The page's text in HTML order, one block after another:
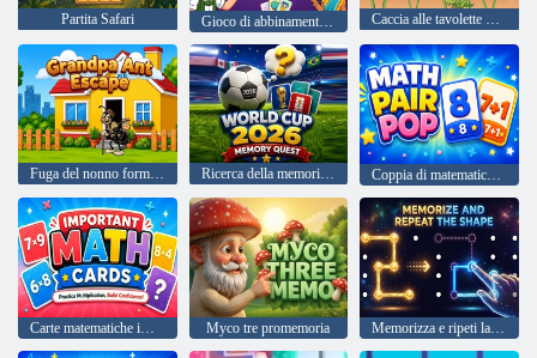
Partita Safari Gioco di abbinamento multigiocatore Caccia alle tavolette di insetti
Fuga del nonno formica Ricerca della memoria della Coppa del Mondo 2026 Coppia di matematica Pop
Carte matematiche importanti Myco tre promemoria Memorizza e ripeti la forma